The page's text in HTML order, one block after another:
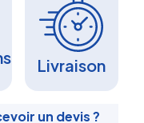
Livraison
un devis ?